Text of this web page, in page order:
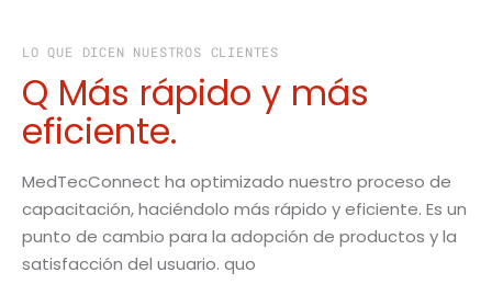
LO QUE DICEN NUESTROS CLIENTES
Q Más rápido y más
eficiente.
MedTecConnect ha optimizado nuestro proceso de
capacitación, haciéndolo más rápido y eficiente. Es un
punto de cambio para la adopción de productos y la
satisfacción del usuario. quo